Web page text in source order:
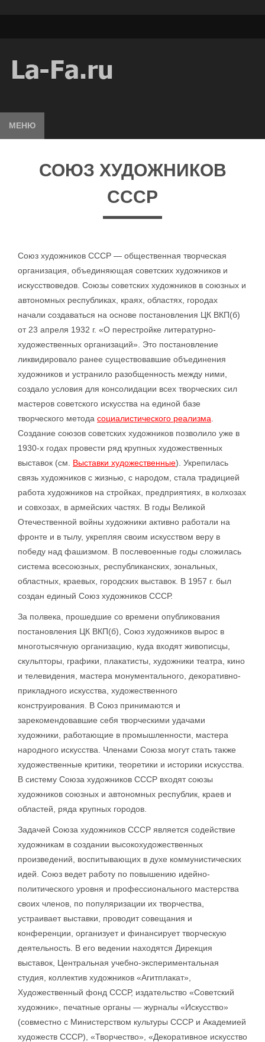
МЕНЮ
СОЮЗ ХУДОЖНИКОВ
СССР
Союз художников СССР — общественная творческая
организация, объединяющая советских художников и
искусствоведов. Союзы советских художников в союзных и
автономных республиках, краях, областях, городах
начали создаваться на основе постановления ЦК ВКП(б)
от 23 апреля 1932 г. «О перестройке литературно-
художественных организаций». Это постановление
ликвидировало ранее существовавшие объединения
художников и устранило разобщенность между ними,
создало условия для консолидации всех творческих сил
мастеров советского искусства на единой базе
творческого метода социалистического реализма
Создание союзов советских художников позволило уже в
1930-х годах провести ряд крупных художественных
выставок (см. Выставки художественные). Укрепилась
связь художников с жизнью, с народом, стала традицией
работа художников на стройках, предприятиях, в колхозах
и совхозах, в армейских частях. В годы Великой
Отечественной войны художники активно работали на
фронте и в тылу, укрепляя своим искусством веру в
победу над фашизмом. В послевоенные годы сложилась
система всесоюзных, республиканских, зональных,
областных, краевых, городских выставок. В 1957 г. был
создан единый Союз художников СССР.
За полвека, прошедшие со времени опубликования
постановления ЦК ВКП(б), Союз художников вырос в
многотысячную организацию, куда входят живописцы,
скульпторы, графики, плакатисты, художники театра, кино
и телевидения, мастера монументального, декоративно-
прикладного искусства, художественного
конструирования. В Союз принимаются и
зарекомендовавшие себя творческими удачами
художники, работающие в промышленности, мастера
народного искусства. Членами Союза могут стать также
художественные критики, теоретики и историки искусства.
В систему Союза художников СССР входят союзы
художников союзных и автономных республик, краев и
областей, ряда крупных городов.
Задачей Союза художников СССР является содействие
художникам в создании высокохудожественных
произведений, воспитывающих в духе коммунистических
идей. Союз ведет работу по повышению идейно-
политического уровня и профессионального мастерства
своих членов, по популяризации их творчества,
устраивает выставки, проводит совещания и
конференции, организует и финансирует творческую
деятельность. В его ведении находятся Дирекция
выставок, Центральная учебно-экспериментальная
студия, коллектив художников «Агитплакат»,
Художественный фонд СССР, издательство «Советский
художник», печатные органы — журналы «Искусство»
(совместно с Министерством культуры СССР и Академией
художеств СССР), «Творчество», «Декоративное искусство